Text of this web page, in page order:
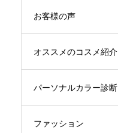
お客様の声
オススメのコスメ紹介
パーソナルカラー診断
ファッション